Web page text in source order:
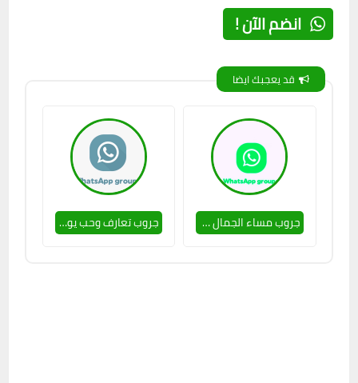
انضم الآن !
قد يعجبك ايضا
جروب مساء الجمال 🥵💕 جروب تعارف وحب يوميا 🔥🥵